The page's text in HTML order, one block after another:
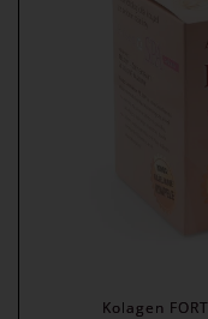
Kolagen